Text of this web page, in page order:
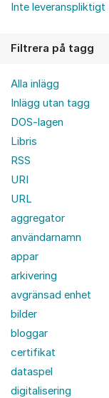
Inte leveranspliktigt
Filtrera på tagg
Alla inlägg
Inlägg utan tagg
DOS-lagen
Libris
RSS
URI
URL
aggregator
användarnamn
appar
arkivering
avgränsad enhet
bilder
bloggar
certifikat
dataspel
digitalisering